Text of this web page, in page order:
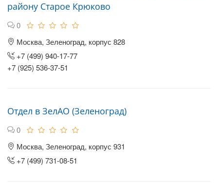
району Старое Крюково
0
Москва, Зеленоград, корпус 828
+7 (499) 940-17-77
+7 (925) 536-37-51
Отдел в ЗелАО (Зеленоград)
0
Москва, Зеленоград, корпус 931
+7 (499) 731-08-51